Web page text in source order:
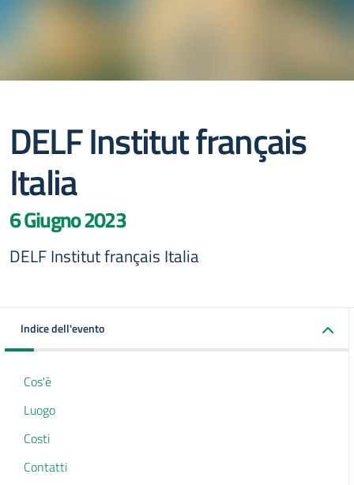
DELF Institut français
Italia
6 Giugno 2023
DELF Institut français Italia
Indice dell'evento
Cos'è
Luogo
Costi
Contatti